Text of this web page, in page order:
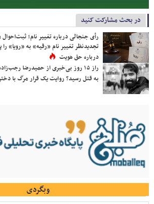
در بحث مشارکت کنید
رأی جنجالی درباره تغییر نام؛
تجدیدنظر تغییر نام «رقیه» به «رویا»
درباره حق هویت
راز ۱۵ روز بی‌خبری از حمیدرضا
به قتل رسید؟ روایت یک قرار مرگ با
وبگردی